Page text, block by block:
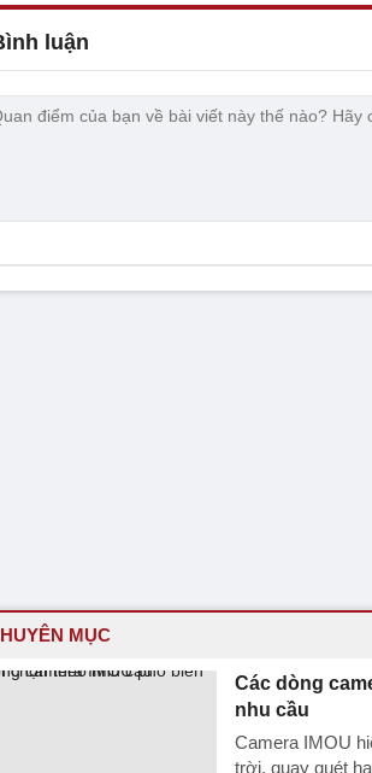
luận
MỤC
Các dòng
nhu cầu
Camera IMOU
trời, quay quét